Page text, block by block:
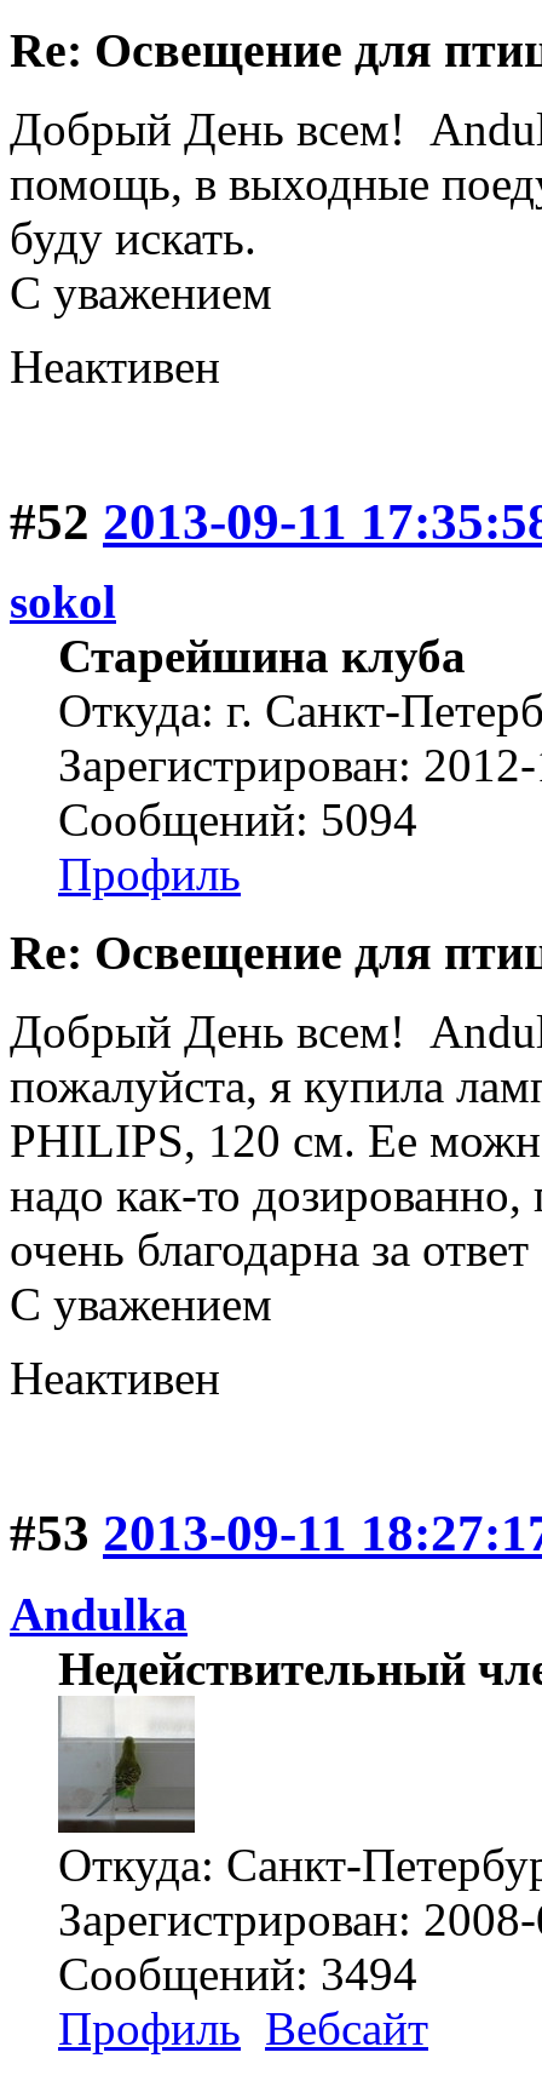
Re: Освещение для
Добрый День всем!
помощь, в выходные
буду искать.
С уважением
Неактивен
#52 2013-09-11
sokol
Старейшина клуба
Откуда: г. Санкт-
Зарегистрирован:
Сообщений: 5094
Профиль
Re: Освещение для
Добрый День всем!
пожалуйста, я купила
PHILIPS, 120 см. Ее
надо как-то
очень благодарна за ответ
С уважением
Неактивен
#53 2013-09-11
Andulka
Недействительный
Откуда: Санкт-
Зарегистрирован:
Сообщений: 3494
Профиль Вебсайт